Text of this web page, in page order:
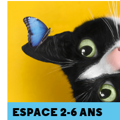
ESPACE 2-6 ANS